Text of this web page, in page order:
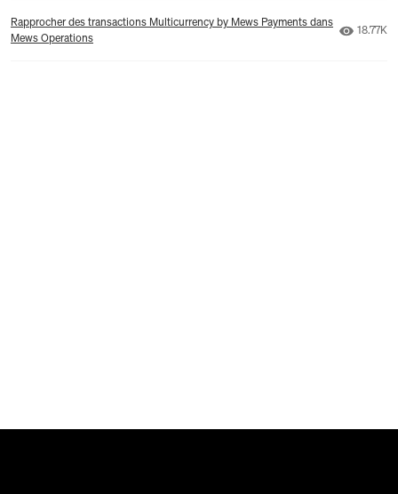
Rapprocher des transactions Multicurrency by Mews Payments dans
Mews Operations
Nombre
18.77K